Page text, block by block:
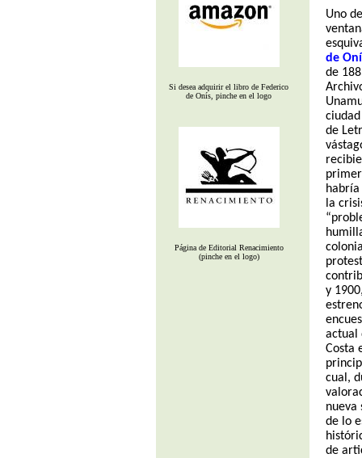
Si desea adquirir el libro de Federico
de Onís, pinche en el logo
Página de Editorial Renacimiento
(pinche en el logo)
Uno
de
de
de
la
y
actual
Costa
cual,
nueva
de lo
de